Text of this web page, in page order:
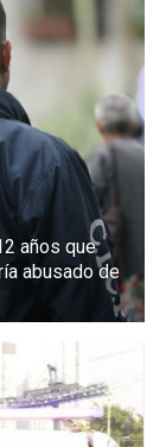
años que
abusado de